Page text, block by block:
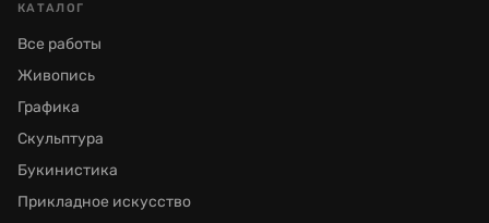
КАТАЛОГ
Все работы
Живопись
Графика
Скульптура
Букинистика
Прикладное искусство